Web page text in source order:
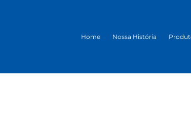
Home Nossa História